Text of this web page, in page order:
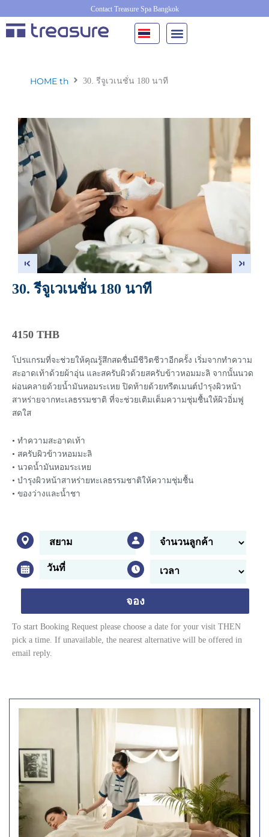
to
content
Contact Treasure Spa Bangkok
HOME th 30. รีจูเวเนชั่น 180 นาที
30. รีจูเวเนชั่น 180 นาที
4150 THB
โปรแกรมที่จะช่วยให้คุณรู้สึกสดชื่นมีชีวิตชีวาอีกครั้ง เริ่มจากทำความ
สะอาดเท้าด้วยผ้าอุ่น และสครับผิวด้วยสครับข้าวหอมมะลิ จากนั้นนวด
ผ่อนคลายด้วยน้ำมันหอมระเหย ปิดท้ายด้วยทรีตเมนต์บำรุงผิวหน้า
สาหร่ายจากทะเลธรรมชาติ ที่จะช่วยเติมเต็มความชุ่มชื้นให้ผิวอิ่มฟู
สดใส
• ทำความสะอาดเท้า
• สครับผิวข้าวหอมมะลิ
• นวดน้ำมันหอมระเหย
• บำรุงผิวหน้าสาหร่ายทะเลธรรมชาติให้ความชุ่มชื้น
• ของว่างและน้ำชา
จอง
To start Booking Request please choose a date for your visit THEN
pick a time. If unavailable, the nearest alternative will be offered in
email reply.